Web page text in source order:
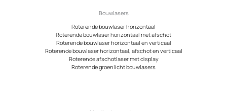
Bouwlasers
Roterende bouwlaser horizontaal
Roterende bouwlaser horizontaal met afschot
Roterende bouwlaser horizontaal en verticaal
Roterende bouwlaser horizontaal, afschot en verticaal
Roterende afschotlaser met display
Roterende groenlicht bouwlasers